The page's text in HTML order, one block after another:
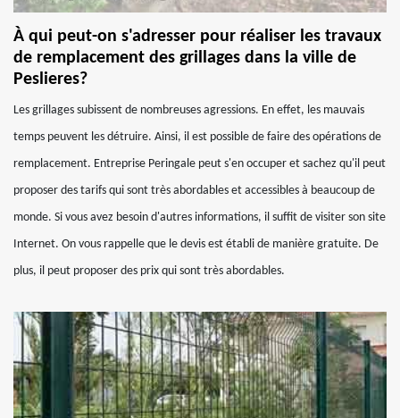
À qui peut-on s'adresser pour réaliser les travaux
de remplacement des grillages dans la ville de
Peslieres?
Les grillages subissent de nombreuses agressions. En effet, les mauvais
temps peuvent les détruire. Ainsi, il est possible de faire des opérations de
remplacement. Entreprise Peringale peut s'en occuper et sachez qu'il peut
proposer des tarifs qui sont très abordables et accessibles à beaucoup de
monde. Si vous avez besoin d'autres informations, il suffit de visiter son site
Internet. On vous rappelle que le devis est établi de manière gratuite. De
plus, il peut proposer des prix qui sont très abordables.